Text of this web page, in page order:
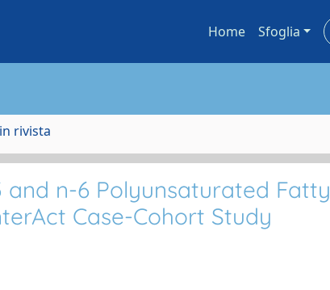
Home Sfoglia
rivista
and n-6 Polyunsaturated Fatty
Case-Cohort Study